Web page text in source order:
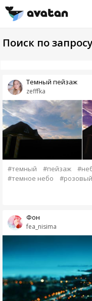
Поиск по
zefffka
Темный пейзаж
#темный #пейзаж
#темное небо
#розовый
fea_nisima
Фон